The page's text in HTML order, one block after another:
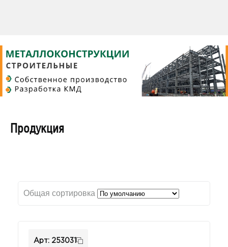
Продукция
Общая сортировка
Арт: 253031